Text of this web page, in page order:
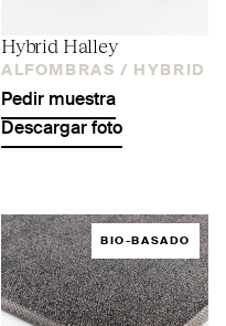
Hybrid Halley
ALFOMBRAS / HYBRID
Pedir muestra
Descargar foto
BIO-BASADO